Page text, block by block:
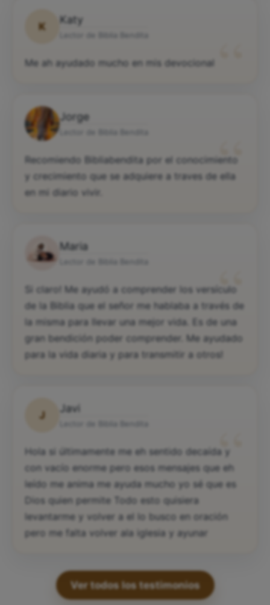
K
Katy
Me ah ayudado mucho en mis devocional
Jorge
“
Recomiendo Bibliabendita por el conocimiento
y crecimiento que se adquiere a traves de ella
en mi diario vivir.
Maria
“
Si claro! Me ayudó a comprender los versículo
de la Biblia que el señor me hablaba a través de
la misma para llevar una mejor vida. Es de una
gran bendición poder comprender. Me ayudado
para la vida diaria y para transmitir a otros!
J
Javi
“
Hola si últimamente me eh sentido decaída y
con vacío enorme pero esos mensajes que eh
leído me anima me ayuda mucho yo sé que es
Dios quien permite Todo esto quisiera
levantarme y volver a el lo busco en oración
pero me falta volver ala iglesia y ayunar
Ver todos los testimonios